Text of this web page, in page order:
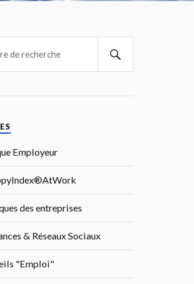
Employeur
des entreprises
& Réseaux Sociaux
"Emploi"